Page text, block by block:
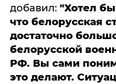
добавил: "Хотел
что белорусская
достаточно
белорусской
РФ. Вы сами
это делают.